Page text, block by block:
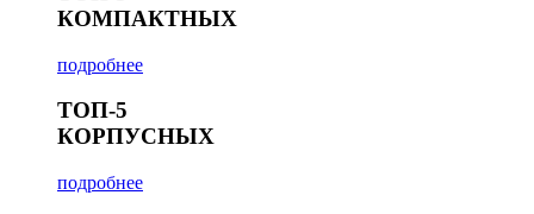
КОМПАКТНЫХ
подробнее
ТОП-5
КОРПУСНЫХ
подробнее